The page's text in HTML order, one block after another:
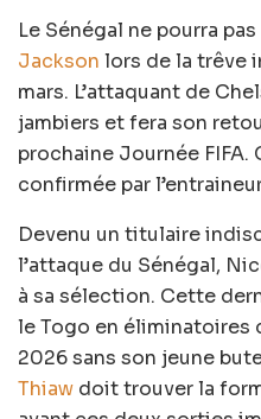
Le Sénégal ne pourra
Jackson lors de la trêve
mars. L’attaquant de
jambiers et fera son
prochaine Journée
confirmée par
Devenu un titulaire
l’attaque du Sénégal,
à sa sélection. Cette
le Togo en éliminatoires
2026 sans son jeune
Thiaw doit trouver la